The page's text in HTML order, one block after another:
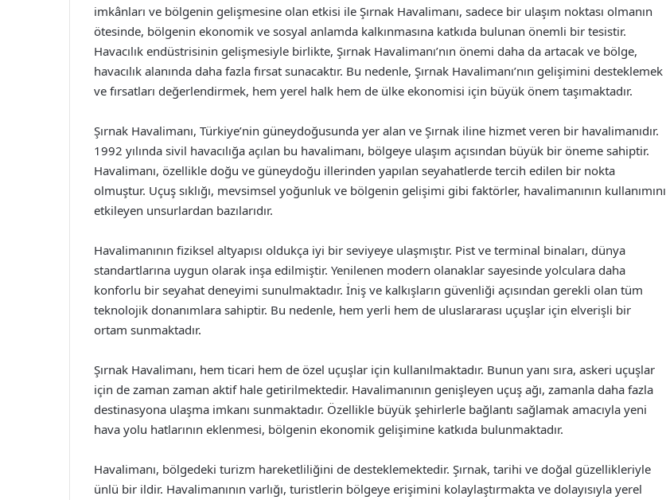
imkânları ve bölgenin gelişmesine olan etkisi ile Şırnak Havalimanı, sadece bir ulaşım noktası olmanın
ötesinde, bölgenin ekonomik ve sosyal anlamda kalkınmasına katkıda bulunan önemli bir tesistir.
Havacılık endüstrisinin gelişmesiyle birlikte, Şırnak Havalimanı’nın önemi daha da artacak ve bölge,
havacılık alanında daha fazla fırsat sunacaktır. Bu nedenle, Şırnak Havalimanı’nın gelişimini desteklemek
ve fırsatları değerlendirmek, hem yerel halk hem de ülke ekonomisi için büyük önem taşımaktadır.
Şırnak Havalimanı, Türkiye’nin güneydoğusunda yer alan ve Şırnak iline hizmet veren bir havalimanıdır.
1992 yılında sivil havacılığa açılan bu havalimanı, bölgeye ulaşım açısından büyük bir öneme sahiptir.
Havalimanı, özellikle doğu ve güneydoğu illerinden yapılan seyahatlerde tercih edilen bir nokta
olmuştur. Uçuş sıklığı, mevsimsel yoğunluk ve bölgenin gelişimi gibi faktörler, havalimanının kullanımını
etkileyen unsurlardan bazılarıdır.
Havalimanının fiziksel altyapısı oldukça iyi bir seviyeye ulaşmıştır. Pist ve terminal binaları, dünya
standartlarına uygun olarak inşa edilmiştir. Yenilenen modern olanaklar sayesinde yolculara daha
konforlu bir seyahat deneyimi sunulmaktadır. İniş ve kalkışların güvenliği açısından gerekli olan tüm
teknolojik donanımlara sahiptir. Bu nedenle, hem yerli hem de uluslararası uçuşlar için elverişli bir
ortam sunmaktadır.
Şırnak Havalimanı, hem ticari hem de özel uçuşlar için kullanılmaktadır. Bunun yanı sıra, askeri uçuşlar
için de zaman zaman aktif hale getirilmektedir. Havalimanının genişleyen uçuş ağı, zamanla daha fazla
destinasyona ulaşma imkanı sunmaktadır. Özellikle büyük şehirlerle bağlantı sağlamak amacıyla yeni
hava yolu hatlarının eklenmesi, bölgenin ekonomik gelişimine katkıda bulunmaktadır.
Havalimanı, bölgedeki turizm hareketliliğini de desteklemektedir. Şırnak, tarihi ve doğal güzellikleriyle
ünlü bir ildir. Havalimanının varlığı, turistlerin bölgeye erişimini kolaylaştırmakta ve dolayısıyla yerel